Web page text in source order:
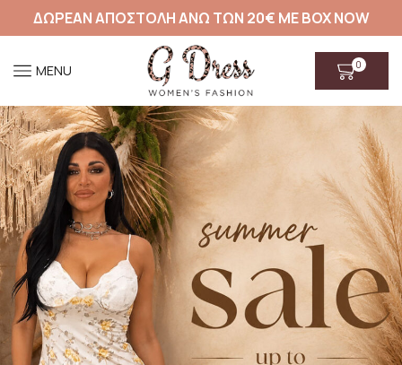
ΔΩΡΕΑΝ ΑΠΟΣΤΟΛΗ ΑΝΩ ΤΩΝ 20€ ΜΕ BOX NOW
MENU 0